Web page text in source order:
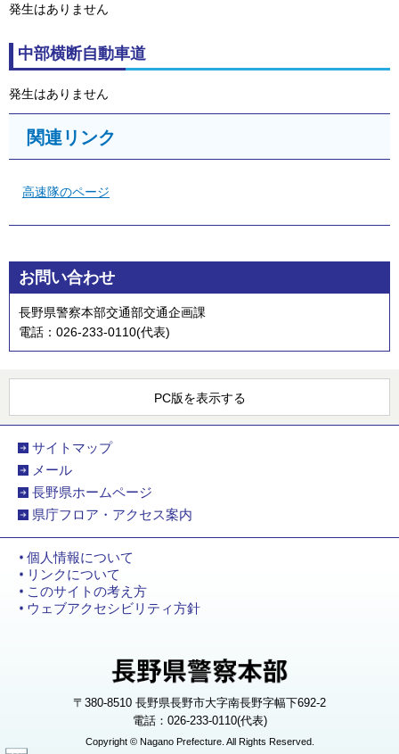
発生はありません
中部横断自動車道
発生はありません
関連リンク
高速隊のページ
お問い合わせ
長野県警察本部交通部交通企画課
電話：026-233-0110(代表)
PC版を表示する
サイトマップ
メール
長野県ホームページ
県庁フロア・アクセス案内
個人情報について
リンクについて
このサイトの考え方
ウェブアクセシビリティ方針
〒380-8510 長野県長野市大字南長野字幅下692-2
電話：026-233-0110(代表)
Copyright © Nagano Prefecture. All Rights Reserved.